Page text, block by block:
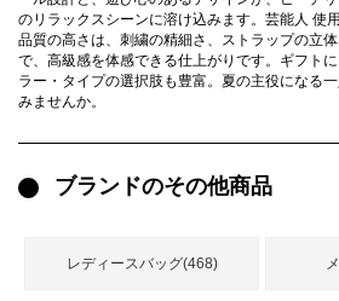
理
最
製
のリラックスシーンに溶け込みます。芸能人 使
品質の高さは、刺繍の精細さ、ストラップの立
で、高級感を体感できる仕上がりです。ギフト
ラー・タイプの選択肢も豊富。夏の主役になる
みませんか。
ブランドのその他商品
レディースバッグ(468)